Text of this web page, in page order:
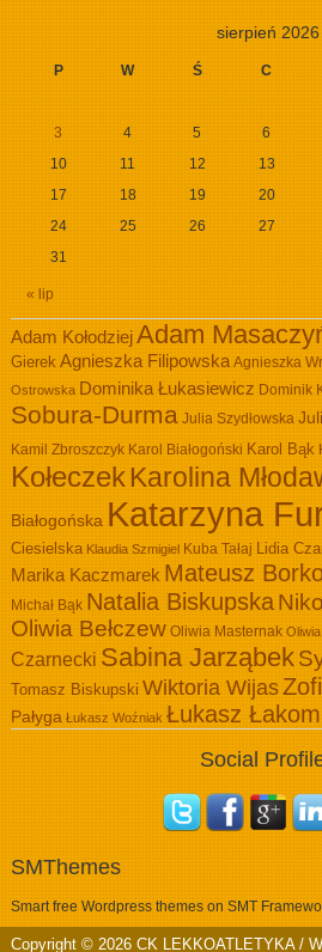
sierpień 2026
P W Ś C
« lip
3
4 5 6
10
11 12 13
17
18 19 20
24
25 26 27
31
Adam KołodziejAdam
Gierek Agnieszka Filipowska Agnieszka
Ostrowska Dominika Łukasiewicz Dominik
Sobura-Durma Julia Szydłowska
Kamil Zbroszczyk Karol Białogoński Karol Bąk
KołeczekKarolina
Białogońska Katarzyna
Ciesielska Klaudia Szmigiel Kuba Tałaj Lidia
Marika Kaczmarek Mateusz
Michał Bąk Natalia Biskupska
Oliwia Bełczew Oliwia Masternak
Czarnecki Sabina Jarząbek
Tomasz Biskupski Wiktoria Wijas
Pałyga Łukasz Woźniak Łukasz
Social
SMThemes
Smart free Wordpress themes on SMT
Copyright © 2026 CK LEKKOATLETYKA /